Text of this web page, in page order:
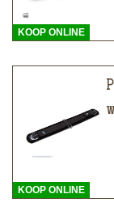
KOOP ONLINE
KOOP ONLINE